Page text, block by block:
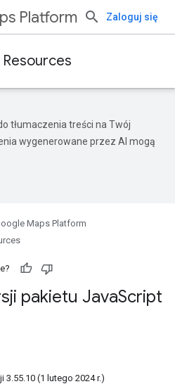
Platform Zaloguj się
Resources
tłumaczenia treści na Twój
wygenerowane przez AI mogą
Maps Platform
pakietu JavaScript
3.55.10 (1 lutego 2024 r.)